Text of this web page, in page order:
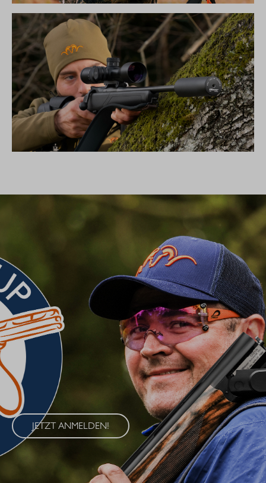
BLASER CUP 2026
Erleben Sie den Blaser Cup 2026 – eine exklusive Serie von
Wettkämpfen im Wurfscheibenschießen, die an vier
renommierten Standorten in Deutschland ausgetragen wird. Der
Blaser Cup bietet Schützen aller Klassen die Möglichkeit, ihre
Fähigkeiten im sportlichen Wettkampf unter Beweis zu stellen.
JETZT ANMELDEN!